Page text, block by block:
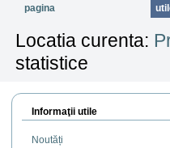
pagina
Locatia curenta:
statistice
Informaţii utile
Noutăți